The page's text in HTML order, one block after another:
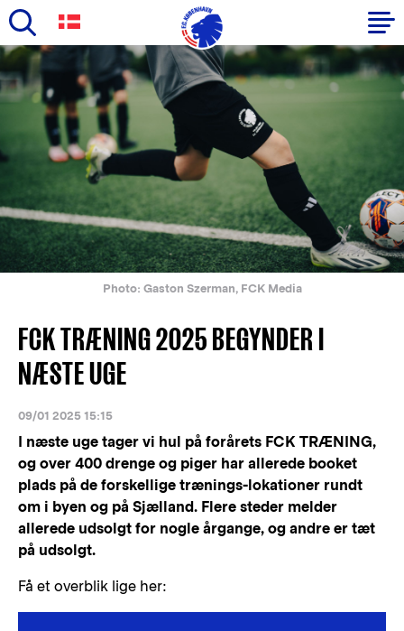
Skip
to
main
content
Primary
navigation
-
English
Photo: Gaston Szerman, FCK Media
FCK TRÆNING 2025 BEGYNDER I
NÆSTE UGE
09/01 2025 15:15
I næste uge tager vi hul på forårets FCK TRÆNING,
og over 400 drenge og piger har allerede booket
plads på de forskellige trænings-lokationer rundt
om i byen og på Sjælland. Flere steder melder
allerede udsolgt for nogle årgange, og andre er tæt
på udsolgt.
Få et overblik lige her: